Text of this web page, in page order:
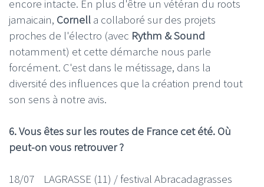
encore intacte. En plus d'être un vétéran du roots
jamaicain, Cornell a collaboré sur des projets
proches de l'électro (avec Rythm & Sound
notamment) et cette démarche nous parle
forcément. C'est dans le métissage, dans la
diversité des influences que la création prend tout
son sens à notre avis.
6. Vous êtes sur les routes de France cet été. Où
peut-on vous retrouver ?
18/07 LAGRASSE (11) / festival Abracadagrasses